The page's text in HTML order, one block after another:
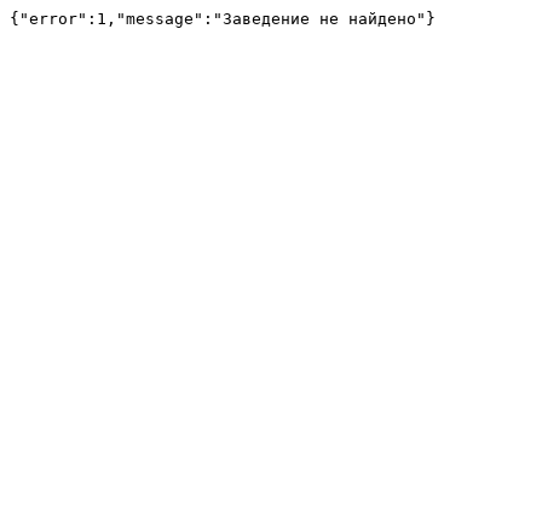
{"error":1,"message":"Заведение не найдено"}